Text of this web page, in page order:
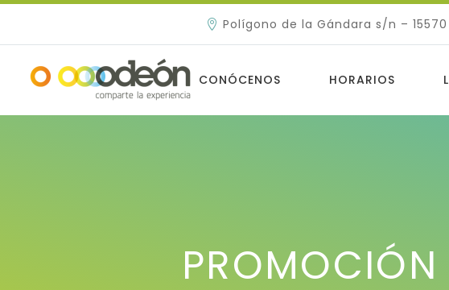
Polígono de la Gándara s/n – 15570
CONÓCENOS HORARIOS
PROMOCIÓN